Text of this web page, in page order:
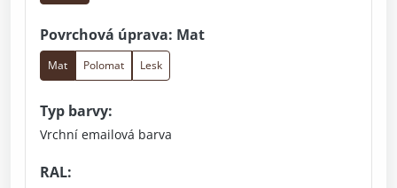
Povrchová úprava: Mat
Mat Polomat Lesk
Typ barvy:
Vrchní emailová barva
RAL: